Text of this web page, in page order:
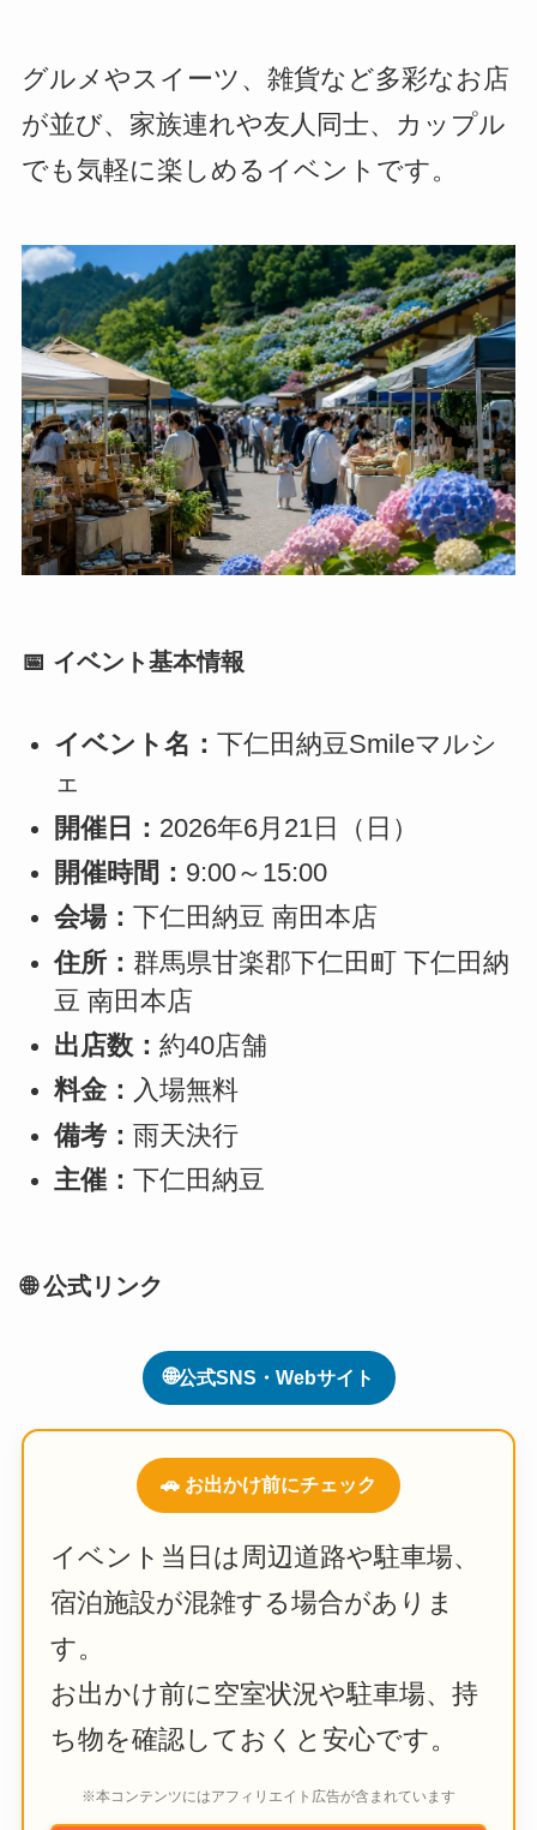
グルメやスイーツ、雑貨など多彩なお店
が並び、家族連れや友人同士、カップル
でも気軽に楽しめるイベントです。
📅 イベント基本情報
イベント名： 下仁田納豆Smileマルシ
ェ
開催日： 2026年6月21日（日）
開催時間： 9:00～15:00
会場： 下仁田納豆 南田本店
住所： 群馬県甘楽郡下仁田町 下仁田納
豆 南田本店
出店数： 約40店舗
料金： 入場無料
備考： 雨天決行
主催： 下仁田納豆
🌐 公式リンク
🌐公式SNS・Webサイト
🚗 お出かけ前にチェック
イベント当日は周辺道路や駐車場、
宿泊施設が混雑する場合がありま
す。
お出かけ前に空室状況や駐車場、持
ち物を確認しておくと安心です。
※本コンテンツにはアフィリエイト広告が含まれています